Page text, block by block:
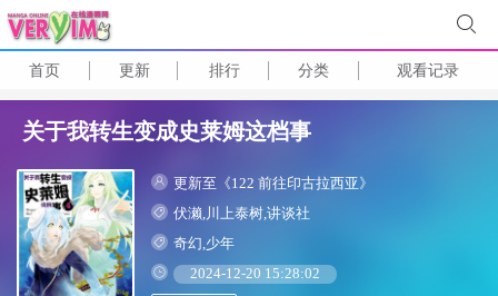
首页 更新 排行 分类 观看记录
关于我转生变成史莱姆这档事
更新至《122 前往印古拉西亚》
伏濑,川上泰树,讲谈社
奇幻,少年
2024-12-20 15:28:02